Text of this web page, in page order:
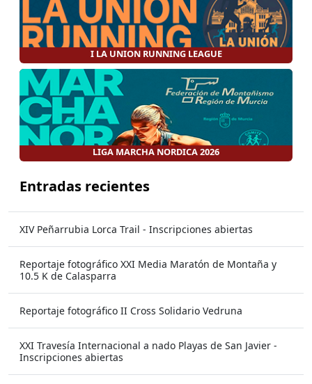
I LA UNION RUNNING LEAGUE
LIGA MARCHA NORDICA 2026
Entradas recientes
XIV Peñarrubia Lorca Trail - Inscripciones abiertas
Reportaje fotográfico XXI Media Maratón de Montaña y
10.5 K de Calasparra
Reportaje fotográfico II Cross Solidario Vedruna
XXI Travesía Internacional a nado Playas de San Javier -
Inscripciones abiertas